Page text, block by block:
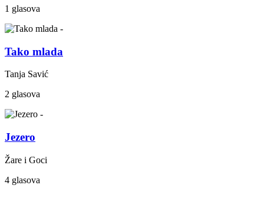
1 glasova
Tako mlada
Tanja Savić
2 glasova
Jezero
Žare i Goci
4 glasova